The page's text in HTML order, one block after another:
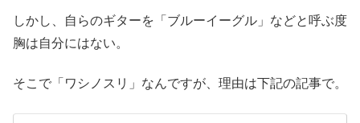
しかし、自らのギターを「ブルーイーグル」などと呼ぶ度
胸は自分にはない。
そこで「ワシノスリ」なんですが、理由は下記の記事で。